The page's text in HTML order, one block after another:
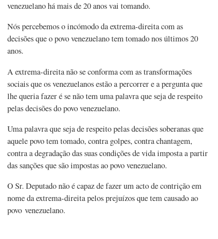
venezuelano há mais de 20 anos vai tomando.
Nós percebemos o incómodo da extrema-direita com as
decisões que o povo venezuelano tem tomado nos últimos 20
anos.
A extrema-direita não se conforma com as transformações
sociais que os venezuelanos estão a percorrer e a pergunta que
lhe queria fazer é se não tem uma palavra que seja de respeito
pelas decisões do povo venezuelano.
Uma palavra que seja de respeito pelas decisões soberanas que
aquele povo tem tomado, contra golpes, contra chantagem,
contra a degradação das suas condições de vida imposta a partir
das sanções que são impostas ao povo venezuelano.
O Sr. Deputado não é capaz de fazer um acto de contrição em
nome da extrema-direita pelos prejuízos que tem causado ao
povo venezuelano.